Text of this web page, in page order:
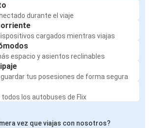
durante el viaje
cargados mientras viajas
espacio y asientos reclinables
tus posesiones de forma segura
todos los autobuses de Flix
vez que viajas con nosotros?